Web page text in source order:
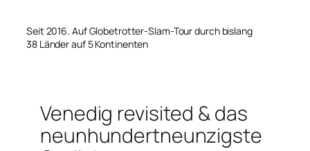
Seit 2016. Auf Globetrotter-Slam-Tour durch bislang
38 Länder auf 5 Kontinenten
Venedig revisited & das
neunhundertneunzigste